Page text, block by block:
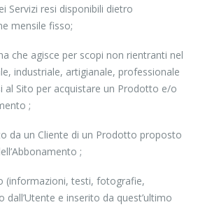
Servizi resi disponibili dietro
mensile fisso;
che agisce per scopi non rientranti nel
industriale, artigianale, professionale
al Sito per acquistare un Prodotto e/o
;
da un Cliente di un Prodotto proposto
;
(informazioni, testi, fotografie,
dall’Utente e inserito da quest’ultimo